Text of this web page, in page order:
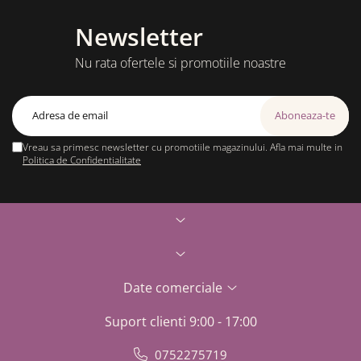
Newsletter
Nu rata ofertele si promotiile noastre
Vreau sa primesc newsletter cu promotiile magazinului. Afla mai multe in
Politica de Confidentialitate
Date comerciale
Suport clienti 9:00 - 17:00
0752275719